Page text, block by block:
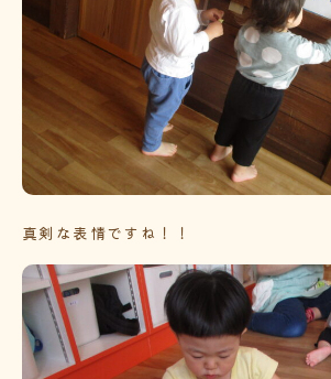
真剣な表情ですね！！